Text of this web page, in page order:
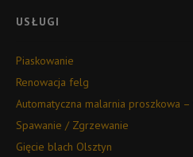
USŁUGI
Piaskowanie
Renowacja felg
Automatyczna malarnia proszkowa –
Spawanie / Zgrzewanie
Gięcie blach Olsztyn